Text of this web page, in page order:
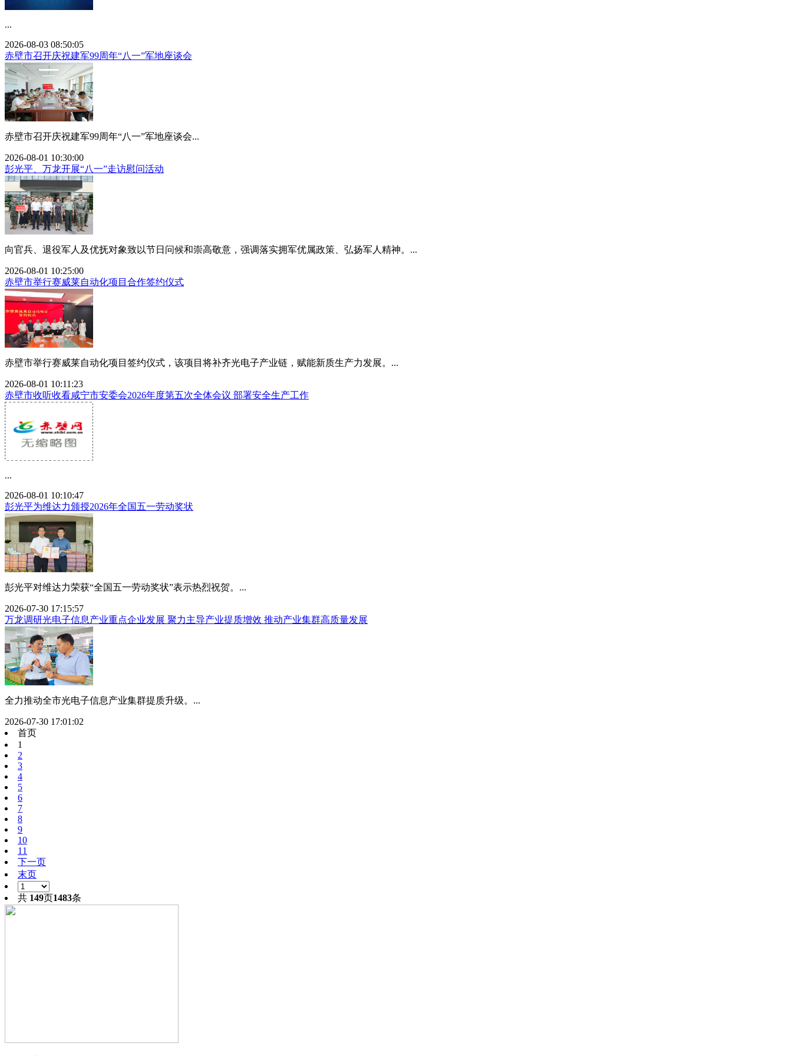
...
2026-08-03 08:50:05
赤壁市召开庆祝建军99周年“八一”军地座谈会
赤壁市召开庆祝建军99周年“八一”军地座谈会...
2026-08-01 10:30:00
彭光平、万龙开展“八一”走访慰问活动
向官兵、退役军人及优抚对象致以节日问候和崇高敬意，强调落实拥军优属政策、弘扬军人精神。...
2026-08-01 10:25:00
赤壁市举行赛威莱自动化项目合作签约仪式
赤壁市举行赛威莱自动化项目签约仪式，该项目将补齐光电子产业链，赋能新质生产力发展。...
2026-08-01 10:11:23
赤壁市收听收看咸宁市安委会2026年度第五次全体会议 部署安全生产工作
...
2026-08-01 10:10:47
彭光平为维达力颁授2026年全国五一劳动奖状
彭光平对维达力荣获“全国五一劳动奖状”表示热烈祝贺。...
2026-07-30 17:15:57
万龙调研光电子信息产业重点企业发展 聚力主导产业提质增效 推动产业集群高质量发展
全力推动全市光电子信息产业集群提质升级。...
2026-07-30 17:01:02
首页
1
2
3
4
5
6
7
8
9
10
11
下一页
末页
共 149页1483条